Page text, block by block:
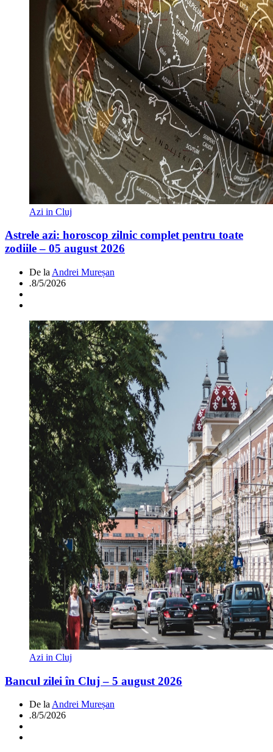
Azi in Cluj
Astrele azi: horoscop zilnic complet pentru toate
zodiile – 05 august 2026
De la Andrei Mureșan
.8/5/2026
Azi in Cluj
Bancul zilei în Cluj – 5 august 2026
De laAndrei Mureșan
.8/5/2026